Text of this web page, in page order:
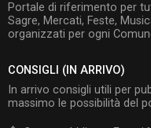
Portale di riferimento per
Sagre, Mercati, Feste,
organizzati per ogni
CONSIGLI (IN ARRIVO)
In arrivo consigli utili per
massimo le possibilità del